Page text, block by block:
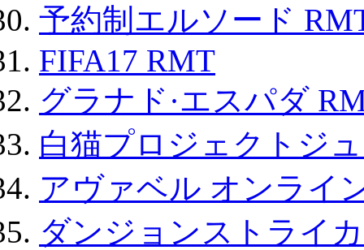
予約制エルソード
FIFA17 RMT
グラナド·エスパダ
白猫プロジェクトジ
アヴァベル オンライ
ダンジョンストライ